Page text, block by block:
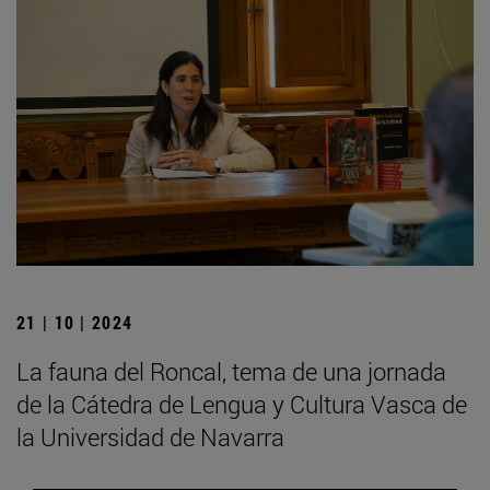
21 | 10 | 2024
La fauna del Roncal, tema de una jornada
de la Cátedra de Lengua y Cultura Vasca de
la Universidad de Navarra